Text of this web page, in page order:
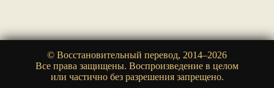
© Восстановительный перевод, 2014–2026
Все права защищены. Воспроизведение в целом
или частично без разрешения запрещено.